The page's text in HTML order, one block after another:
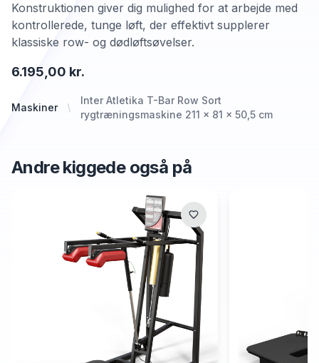
Maskiner
Inter Atletika T-Bar Row Sort
rygtræningsmaskine 211 x 81 x 50,5 cm
6.195,00 kr.
Konstruktionen giver dig mulighed for at arbejde med
kontrollerede, tunge løft, der effektivt supplerer
klassiske row- og dødløftsøvelser.
Andre kiggede også på